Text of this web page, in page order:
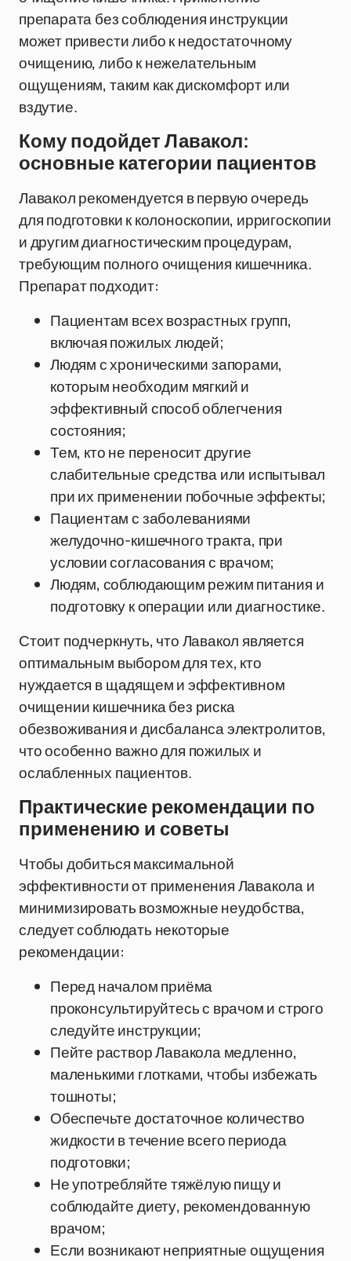
препарата без соблюдения инструкции
может привести либо к недостаточному
очищению, либо к нежелательным
ощущениям, таким как дискомфорт или
вздутие.
Кому подойдет Лавакол:
основные категории пациентов
Лавакол рекомендуется в первую очередь
для подготовки к колоноскопии, ирригоскопии
и другим диагностическим процедурам,
требующим полного очищения кишечника.
Препарат подходит:
Пациентам всех возрастных групп,
включая пожилых людей;
Людям с хроническими запорами,
которым необходим мягкий и
эффективный способ облегчения
состояния;
Тем, кто не переносит другие
слабительные средства или испытывал
при их применении побочные эффекты;
Пациентам с заболеваниями
желудочно-кишечного тракта, при
условии согласования с врачом;
Людям, соблюдающим режим питания и
подготовку к операции или диагностике.
Стоит подчеркнуть, что Лавакол является
оптимальным выбором для тех, кто
нуждается в щадящем и эффективном
очищении кишечника без риска
обезвоживания и дисбаланса электролитов,
что особенно важно для пожилых и
ослабленных пациентов.
Практические рекомендации по
применению и советы
Чтобы добиться максимальной
эффективности от применения Лавакола и
минимизировать возможные неудобства,
следует соблюдать некоторые
рекомендации:
Перед началом приёма
проконсультируйтесь с врачом и строго
следуйте инструкции;
Пейте раствор Лавакола медленно,
маленькими глотками, чтобы избежать
тошноты;
Обеспечьте достаточное количество
жидкости в течение всего периода
подготовки;
Не употребляйте тяжёлую пищу и
соблюдайте диету, рекомендованную
врачом;
Если возникают неприятные ощущения